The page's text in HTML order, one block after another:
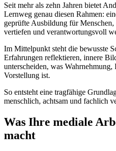
Seit mehr als zehn Jahren bietet
Lernweg genau diesen Rahmen:
geprüfte Ausbildung für
vertiefen und verantwortungsvoll
Im Mittelpunkt steht die bewusste
Erfahrungen reflektieren, innere
unterscheiden, was
Vorstellung ist.
So entsteht eine tragfähige
menschlich, achtsam und fachlich
Was Ihre mediale
macht